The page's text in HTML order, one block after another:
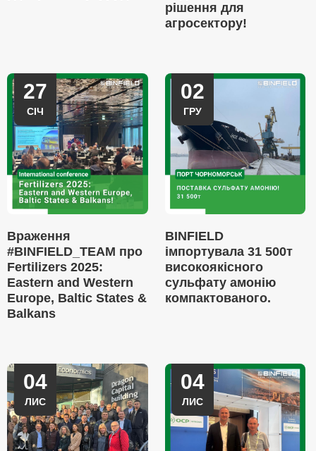
рішення для
агросектору!
27
СІЧ
Враження
#BINFIELD_TEAM про
Fertilizers 2025:
Eastern and Western
Europe, Baltic States &
Balkans
02
ГРУ
BINFIELD
імпортувала 31 500т
високоякісного
сульфату амонію
компактованого.
04
ЛИС
04
ЛИС